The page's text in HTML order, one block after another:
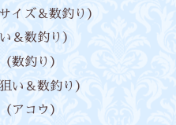
イズ＆数釣り）
＆数釣り）
数釣り）
い＆数釣り）
アコウ）